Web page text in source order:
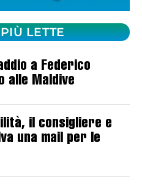
LETTE
a Federico
alle Maldive
il consigliere e
una mail per le